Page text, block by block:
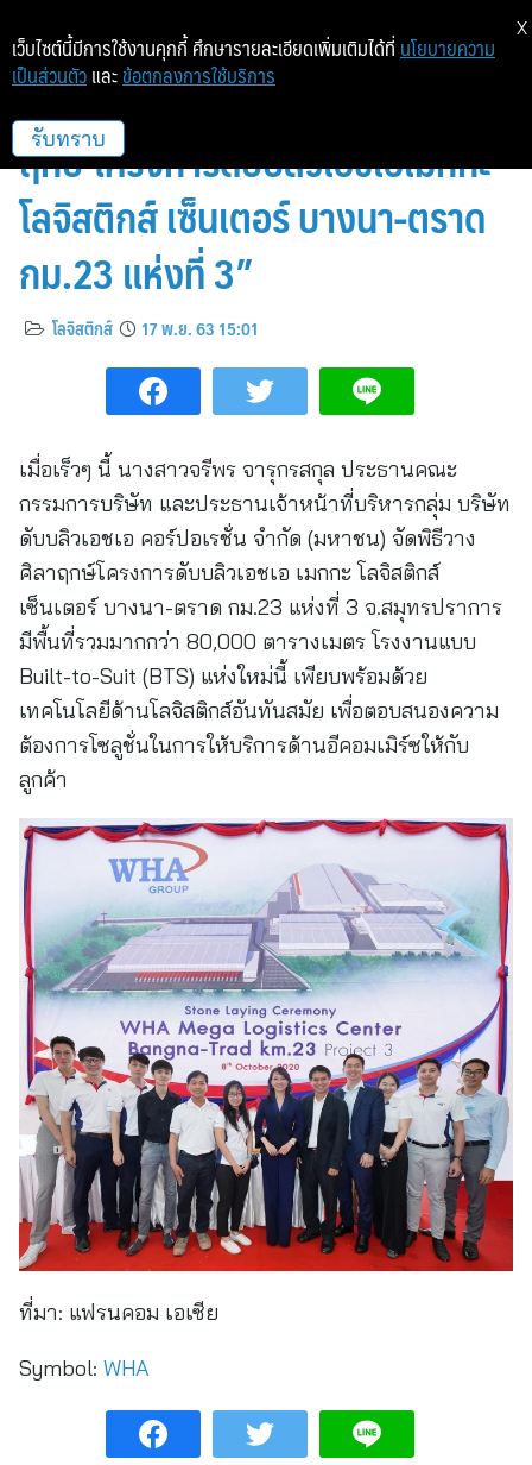
“ดับบลิวเอชเอ กรุ๊ป จัดพิธีวางศิลา
ฤกษ์ โครงการดับบลิวเอชเอเมกกะ
โลจิสติกส์ เซ็นเตอร์ บางนา-ตราด
กม.23 แห่งที่ 3”
โลจิสติกส์ 17 พ.ย. 63 15:01
เมื่อเร็วๆ นี้ นางสาวจรีพร จารุกรสกุล ประธานคณะ
กรรมการบริษัท และประธานเจ้าหน้าที่บริหารกลุ่ม บริษัท
ดับบลิวเอชเอ คอร์ปอเรชั่น จำกัด (มหาชน) จัดพิธีวาง
ศิลาฤกษ์โครงการดับบลิวเอชเอ เมกกะ โลจิสติกส์
เซ็นเตอร์ บางนา-ตราด กม.23 แห่งที่ 3 จ.สมุทรปราการ
มีพื้นที่รวมมากกว่า 80,000 ตารางเมตร โรงงานแบบ
Built-to-Suit (BTS) แห่งใหม่นี้ เพียบพร้อมด้วย
เทคโนโลยีด้านโลจิสติกส์อันทันสมัย เพื่อตอบสนองความ
ต้องการโซลูชั่นในการให้บริการด้านอีคอมเมิร์ซให้กับ
ลูกค้า
ที่มา: แฟรนคอม เอเซีย
Symbol: WHA
เว็บไซต์นี้มีการใช้งานคุกกี้ ศึกษารายละเอียดเพิ่มเติมได้ที่ นโยบายความ
เป็นส่วนตัว และ ข้อตกลงการใช้บริการ
รับทราบ
X